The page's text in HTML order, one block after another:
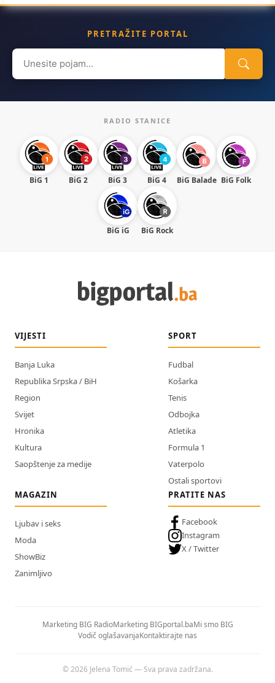
PRETRAŽITE PORTAL
Search
for:
RADIO STANICE
BiG 1 BiG 2 BiG 3 BiG 4 BiG Balade BiG Folk
BiG iG BiG Rock
VIJESTI
Banja Luka
Republika Srpska / BiH
Region
Svijet
Hronika
Kultura
Saopštenje za medije
SPORT
Fudbal
Košarka
Tenis
Odbojka
Atletika
Formula 1
Vaterpolo
Ostali sportovi
MAGAZIN
Ljubav i seks
Moda
ShowBiz
Zanimljivo
PRATITE NAS
Facebook
Instagram
X / Twitter
Marketing BIG RadioMarketing BIGportal.baMi smo BIG
Vodič oglašavanjaKontaktirajte nas
© 2026 Jelena Tomić — Sva prava zadržana.